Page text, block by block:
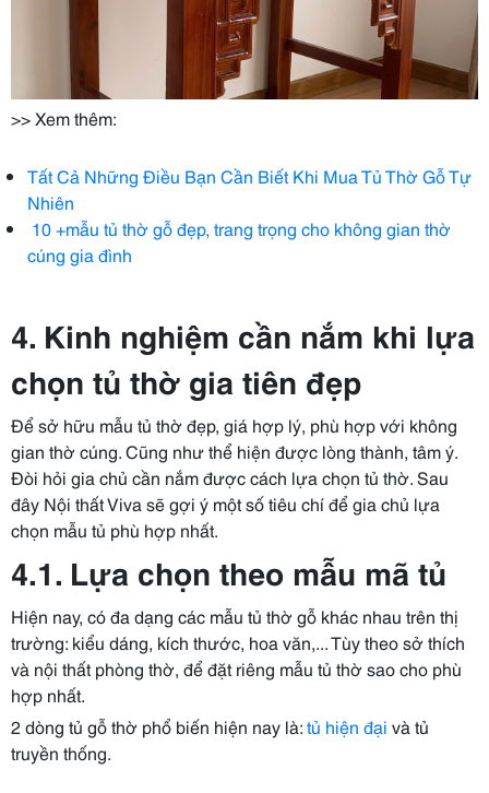
>> Xem thêm:
Tất Cả Những Điều Bạn Cần Biết Khi Mua Tủ Thờ Gỗ Tự
Nhiên
10 +mẫu tủ thờ gỗ đẹp, trang trọng cho không gian thờ
cúng gia đình
4. Kinh nghiệm cần nắm khi lựa
chọn tủ thờ gia tiên đẹp
Để sở hữu mẫu tủ thờ đẹp, giá hợp lý, phù hợp với không
gian thờ cúng. Cũng như thể hiện được lòng thành, tâm ý.
Đòi hỏi gia chủ cần nắm được cách lựa chọn tủ thờ. Sau
đây Nội thất Viva sẽ gợi ý một số tiêu chí để gia chủ lựa
chọn mẫu tủ phù hợp nhất.
4.1. Lựa chọn theo mẫu mã tủ
Hiện nay, có đa dạng các mẫu tủ thờ gỗ khác nhau trên thị
trường: kiểu dáng, kích thước, hoa văn,... Tùy theo sở thích
và nội thất phòng thờ, để đặt riêng mẫu tủ thờ sao cho phù
hợp nhất.
2 dòng tủ gỗ thờ phổ biến hiện nay là:tủ hiện đại và tủ
truyền thống.